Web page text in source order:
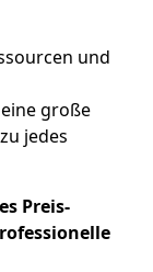
und
große
jedes
Preis-